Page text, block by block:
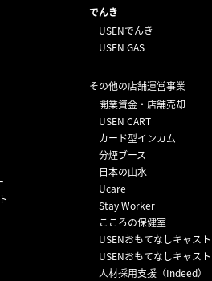
でんき
USENでんき
USEN GAS
その他の店舗運営事業
開業資金・店舗売却
USEN CART
カード型インカム
分煙ブース
日本の山水
Ucare
Stay Worker
こころの保健室
USENおもてなしキャスト
USENおもてなしキャスト
人材採用支援（Indeed）